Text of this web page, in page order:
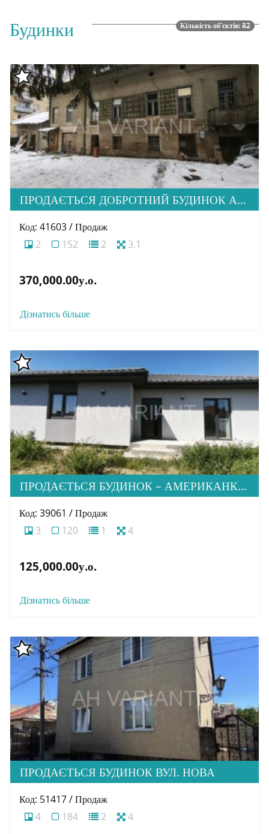
Будинки Кількість об'єктів: 82
ПРОДАЄТЬСЯ ДОБРОТНИЙ БУДИНОК АВСТРО-УГОРСЬКОЇ ЗАБУДОВИ, ВУЛ. КРИЛОВА
Код: 41603 / Продаж
2
152 2 3.1
370,000.00у.о.
Дізнатись більше
ПРОДАЄТЬСЯ БУДИНОК – АМЕРИКАНКА, МІК. ТАБЛА
Код: 39061 / Продаж
3
120 1 4
125,000.00у.о.
Дізнатись більше
ПРОДАЄТЬСЯ БУДИНОК ВУЛ. НОВА
Код: 51417 / Продаж
4
184 2 4